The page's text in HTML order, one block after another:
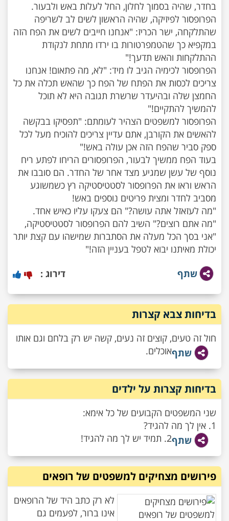
הפרופסור לפיזיקה, שהיה הראשון לשים לב לשריפה
שהתלקחה, ישר הכריז: "אנחנו חייבים לשים את הפח הזה
במקפיא כך שהטמפרטורות בו ירדו מתחת לנקודת
הפרופסור לכימיה הגיב לו מיד: "לא, מה פתאום! אנחנו
צריכים לכסות את הפתח של הפח כך שהאש תכלה את כל
החמצן שלה ובהיעדר שרשרת תגובה היא לא תוכל
הפרופסור למשפטים הצהיר לעומתם: "תפסיקו בבקשה
להאשים את הקורבן, אתם עדיין צריכים להוכיח מעל לכל
בעוד הפח ממשיך לבעור, הפרופסורים הריחו לפתע ריח
נוסף של עשן שמגיע מצד אחר של החדר. הם סובבו את
הראש וראו את הפרופסור לסטטיסטיקה רץ כשמשוגע
"מה אתם רוצים?" השיב להם הפרופסור לסטטיסטיקה,
"אני בסך הכל מעלה את הסתברות שמישהו עם קצת יותר
יכולת מאיתנו יבוא לטפל בעניין הזה!"
שתף
דירוג :
בדיחות צבא קצרות
חול זה טעים, קוצים זה נעים, קשה יש רק בלחם וגם אותו
אוכלים.שתף
בדיחות קצרות על ילדים
שני המשפטים הקבועים של כל אימא:
1. אין לך מה להגיד?
2. תמיד יש לך מה להגיד!שתף
פירושים מצחיקים למשפטים של רופאים
לא רק כתב היד של הרופאים
אינו ברור, לפעמים גם